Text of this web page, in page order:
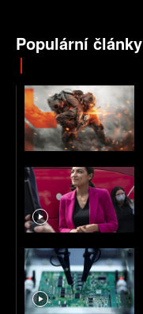
Populární články